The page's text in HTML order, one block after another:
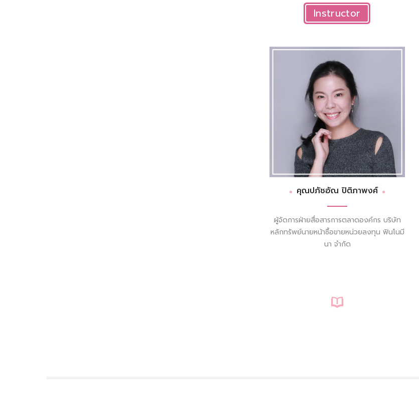
Instructor
คุณปภัชอัณ ปิติภาพงศ์
ผู้จัดการฝ่ายสื่อสารการตลาดองค์กร บริษัท
หลักทรัพย์นายหน้าซื้อขายหน่วยลงทุน ฟินโนมี
นา จำกัด